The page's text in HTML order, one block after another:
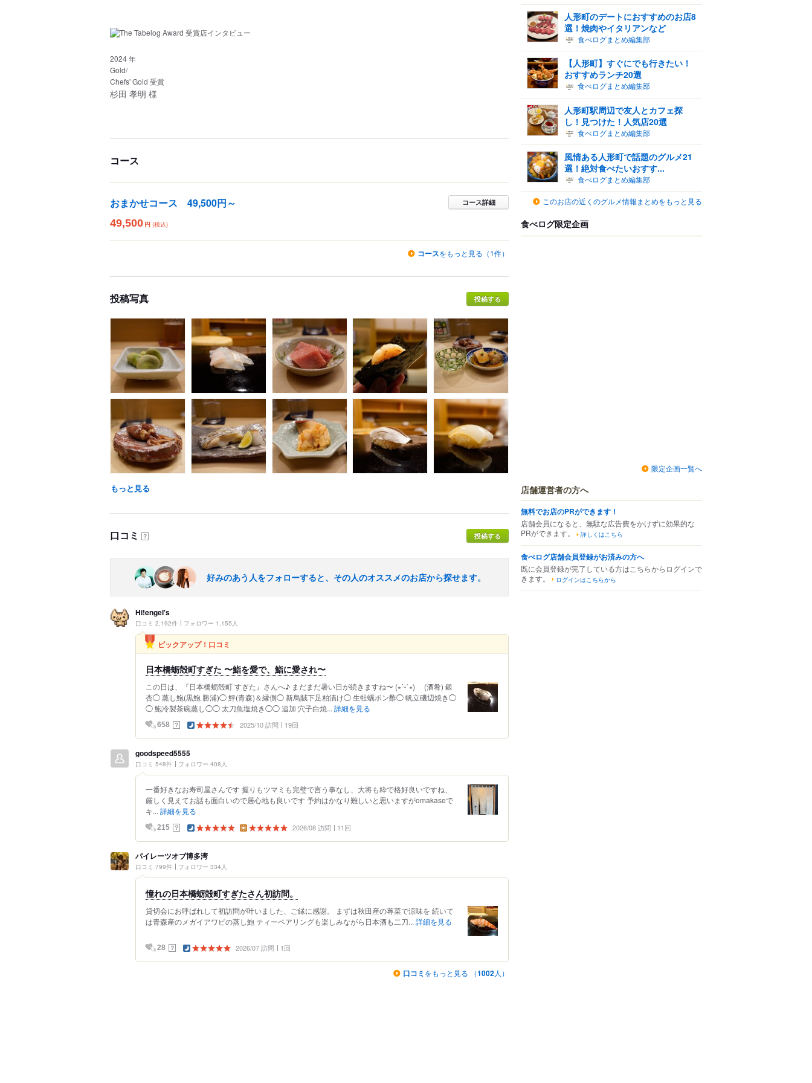
2024 年
Gold/
Chefs' Gold 受賞
杉田 孝明 様
コース
おまかせコース 49,500円～ コース詳細
49,500 円 (税込)
コースをもっと見る（1件）
投稿写真 投稿する
もっと見る
口コミ ？ 投稿する
好みのあう人をフォローすると、その人のオススメのお店から探せます。
Hi!engel's
口コミ 2,192件 フォロワー 1,155人
ピックアップ！口コミ
日本橋蛎殻町すぎた 〜鮨を愛で、鮨に愛され〜
この日は、『日本橋蛎殻町 すぎた』さんへ♪ まだまだ暑い日が続きますね〜 (∗ˊᵕ`∗) (酒肴) 銀
杏◯ 蒸し鮑(黒鮑 勝浦)◯ 鮃(青森)＆縁側◯ 新烏賊下足粕漬け◯ 生牡蠣ポン酢◯ 帆立磯辺焼き◯
◯ 鮑冷製茶碗蒸し◯◯ 太刀魚塩焼き◯◯ 追加 穴子白焼... 詳細を見る
658 ？ 2025/10 訪問 19回
goodspeed5555
口コミ 548件 フォロワー 408人
一番好きなお寿司屋さんです 握りもツマミも完璧で言う事なし、大将も粋で格好良いですね、
厳しく見えてお話も面白いので居心地も良いです 予約はかなり難しいと思いますがomakaseで
キ... 詳細を見る
215 ？ 2026/08 訪問 11回
パイレーツオブ博多湾
口コミ 799件 フォロワー 334人
憧れの日本橋蛎殻町すぎたさん初訪問。
貸切会にお呼ばれして初訪問が叶いました、ご縁に感謝。 まずは秋田産の蓴菜で涼味を 続いて
は青森産のメガイアワビの蒸し鮑 ティーペアリングも楽しみながら日本酒も二刀... 詳細を見る
28 ？ 2026/07 訪問 1回
口コミ をもっと見る （1002人）
人形町のデートにおすすめのお店8
選！焼肉やイタリアンなど
食べログまとめ編集部
【人形町】すぐにでも行きたい！
おすすめランチ20選
食べログまとめ編集部
人形町駅周辺で友人とカフェ探
し！見つけた！人気店20選
食べログまとめ編集部
風情ある人形町で話題のグルメ21
選！絶対食べたいおすす...
食べログまとめ編集部
このお店の近くのグルメ情報まとめをもっと見る
食べログ限定企画
限定企画一覧へ
店舗運営者の方へ
無料でお店のPRができます！
店舗会員になると、無駄な広告費をかけずに効果的な
PRができます。
詳しくはこちら
食べログ店舗会員登録がお済みの方へ
既に会員登録が完了している方はこちらからログインで
きます。
ログインはこちらから